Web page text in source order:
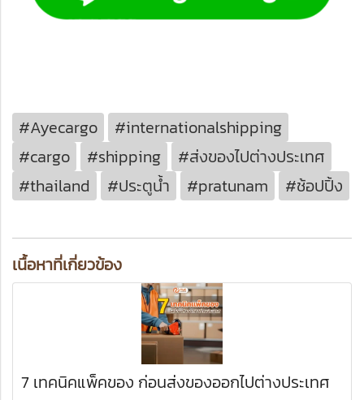
#Ayecargo
#internationalshipping
#cargo
#shipping
#ส่งของไปต่างประเทศ
#thailand
#ประตูน้ำ #pratunam #ช้อปปิ้ง
เนื้อหาที่เกี่ยวข้อง
7 เทคนิคแพ็คของ ก่อนส่งของออกไปต่างประเทศ